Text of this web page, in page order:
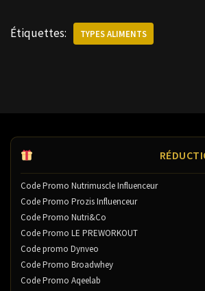
Étiquettes: TYPES ALIMENTS
Code Promo Nutrimuscle Influenceur
Code Promo Prozis Influenceur
Code Promo Nutri&Co
Code Promo LE PREWORKOUT
Code promo Dynveo
Code Promo Broadwhey
Code Promo Aqeelab